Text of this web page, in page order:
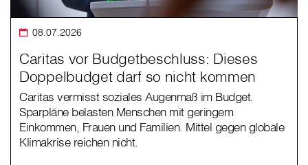
08.07.2026
Caritas vor Budgetbeschluss: Dieses
Doppelbudget darf so nicht kommen
Caritas vermisst soziales Augenmaß im Budget.
Sparpläne belasten Menschen mit geringem
Einkommen, Frauen und Familien. Mittel gegen globale
Klimakrise reichen nicht.